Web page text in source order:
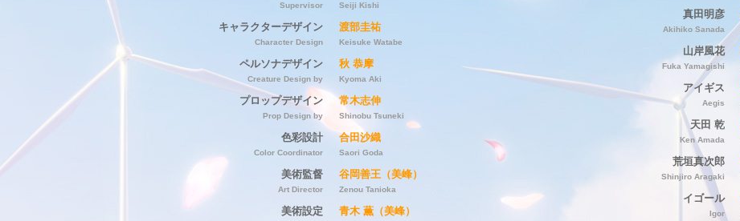
Supervisor
キャラクターデザイン
Character Design
ペルソナデザイン
Creature Design by
プロップデザイン
Prop Design by
色彩設計
Color Coordinator
美術監督
Art Director
美術設定
Seiji Kishi
渡部圭祐
Keisuke Watabe
秋 恭摩
Kyoma Aki
常木志伸
Shinobu Tsuneki
合田沙織
Saori Goda
谷岡善王（美峰）
Zenou Tanioka
青木 薫（美峰）
真田明彦
Akihiko Sanada
山岸風花
Fuka Yamagishi
アイギス
Aegis
天田 乾
Ken Amada
荒垣真次郎
Shinjiro Aragaki
イゴール
Igor